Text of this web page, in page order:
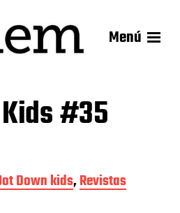
Menú
#35
Down kids,Revistas